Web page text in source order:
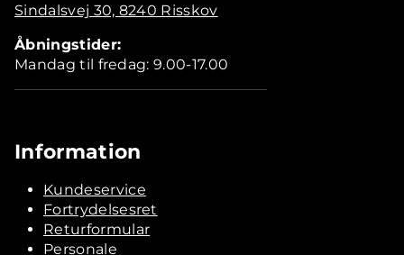
Sindalsvej 30, 8240 Risskov
Åbningstider:
Mandag til fredag: 9.00-17.00
Information
Kundeservice
Fortrydelsesret
Returformular
Personale